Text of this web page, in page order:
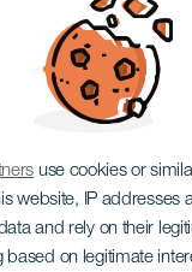
use cookies or
website, IP
and rely on their
on legitimate